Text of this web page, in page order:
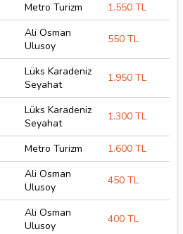
Metro Turizm 1.550 TL
Ali Osman
Ulusoy
550 TL
Lüks Karadeniz
Seyahat
1.950 TL
Lüks Karadeniz
Seyahat
1.300 TL
Metro Turizm 1.600 TL
Ali Osman
Ulusoy
450 TL
Ali Osman
Ulusoy
400 TL